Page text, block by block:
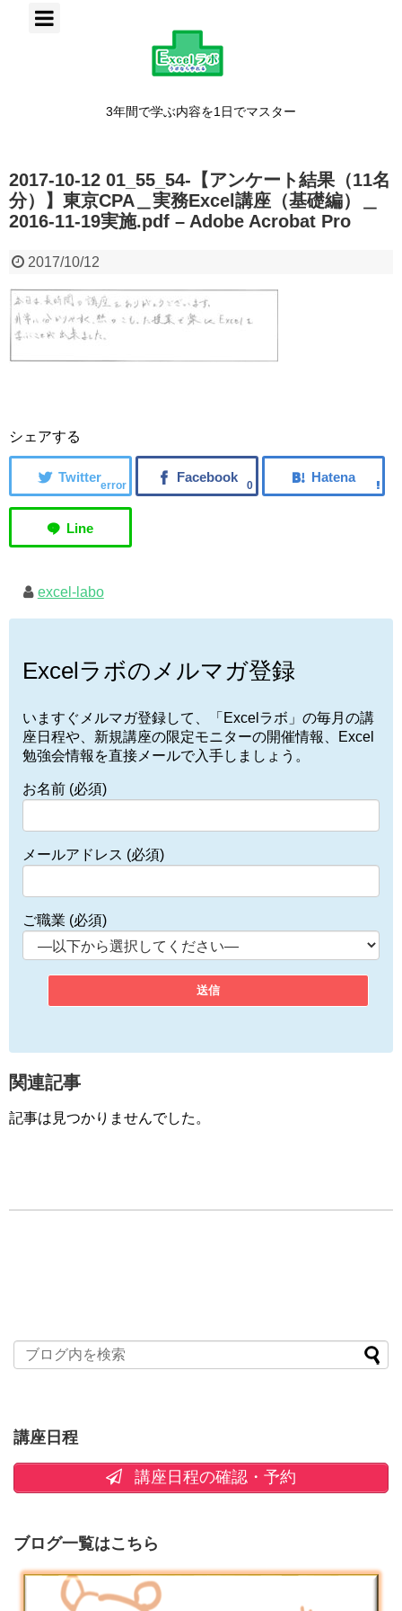
3年間で学ぶ内容を1日でマスター
2017-10-12 01_55_54-【アンケート結果（11名
分）】東京CPA＿実務Excel講座（基礎編）＿
2016-11-19実施.pdf – Adobe Acrobat Pro
2017/10/12
シェアする
error 0
excel-labo
Excelラボのメルマガ登録
いますぐメルマガ登録して、「Excelラボ」の毎月の講
座日程や、新規講座の限定モニターの開催情報、Excel
勉強会情報を直接メールで入手しましょう。
お名前 (必須)
メールアドレス (必須)
ご職業 (必須)
関連記事
記事は見つかりませんでした。
講座日程
講座日程の確認・予約
ブログ一覧はこちら